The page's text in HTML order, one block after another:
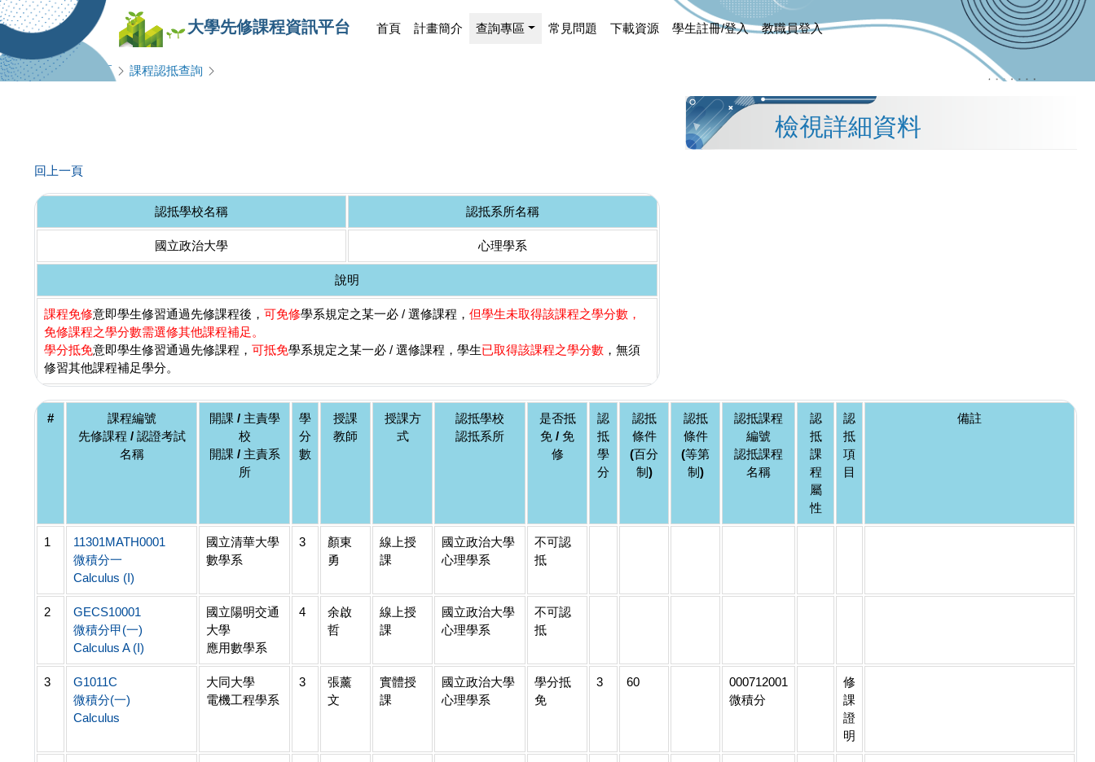
大學先修課程資訊平台 首頁 計畫簡介 查詢專區 常見問題 下載資源 學生註冊/登入 教職員登入
查詢專區 課程認抵查詢
檢視詳細資料
回上一頁
認抵學校名稱 認抵系所名稱
國立政治大學 心理學系
說明
課程免修意即學生修習通過先修課程後， 可免修學系規定之某一必 / 選修課程， 但學生未取得該課程之學分數，
免修課程之學分數需選修其他課程補足。
學分抵免意即學生修習通過先修課程， 可抵免學系規定之某一必 / 選修課程，學生已取得該課程之學分數 ，無須
修習其他課程補足學分。
#
課程編號
先修課程 / 認證考試
名稱
開課 / 主責學
校
開課 / 主責系
所
學
分
數
授課
教師
授課方
式
認抵學校
認抵系所
是否抵
免 / 免
修
認
抵
學
分
認抵
條件
(百分
制)
認抵
條件
(等第
制)
認抵課程
編號
認抵課程
名稱
認
抵
課
程
屬
性
認
抵
項
目
備註
1
11301MATH0001
微積分一
Calculus (I)
國立清華大學
數學系
3
顏東
勇
線上授
課
國立政治大學
心理學系
不可認
抵
2
GECS10001
微積分甲(一)
Calculus A (I)
國立陽明交通
大學
應用數學系
4
余啟
哲
線上授
課
國立政治大學
心理學系
不可認
抵
3
G1011C
微積分(一)
Calculus
大同大學
電機工程學系
3
張薰
文
實體授
課
國立政治大學
心理學系
學分抵
免
3 60
000712001
微積分
修
課
證
明